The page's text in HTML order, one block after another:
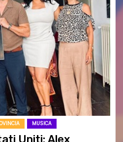
MUSICA
Uniti: Alex